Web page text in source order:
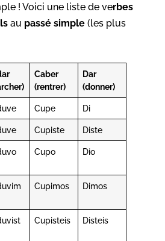
! Voici une liste de verbes
au passé simple (les plus
Caber
(rentrer)
Dar
(donner)
Cupe Di
Cupiste Diste
Cupo Dio
Cupimos Dimos
Cupisteis Disteis